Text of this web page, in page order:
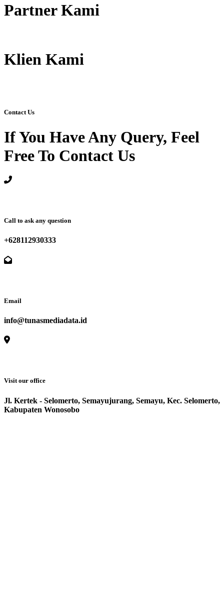
Partner Kami
Klien Kami
Contact Us
If You Have Any Query, Feel
Free To Contact Us
Call to ask any question
+628112930333
Email
info@tunasmediadata.id
Visit our office
Jl. Kertek - Selomerto, Semayujurang, Semayu, Kec. Selomerto,
Kabupaten Wonosobo